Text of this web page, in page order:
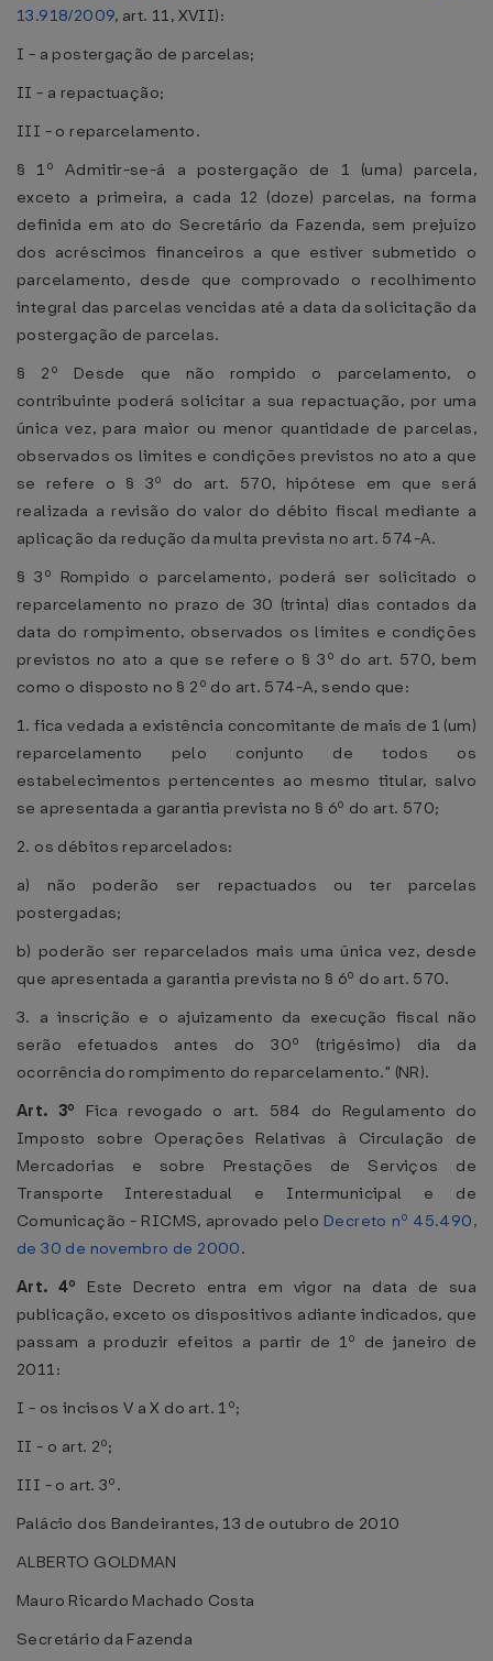
13.918/2009, art. 11, XVII):
I - a postergação de parcelas;
II - a repactuação;
III - o reparcelamento.
§ 1º Admitir-se-á a postergação de 1 (uma) parcela,
exceto a primeira, a cada 12 (doze) parcelas, na forma
definida em ato do Secretário da Fazenda, sem prejuízo
dos acréscimos financeiros a que estiver submetido o
parcelamento, desde que comprovado o recolhimento
integral das parcelas vencidas até a data da solicitação da
postergação de parcelas.
§ 2º Desde que não rompido o parcelamento, o
contribuinte poderá solicitar a sua repactuação, por uma
única vez, para maior ou menor quantidade de parcelas,
observados os limites e condições previstos no ato a que
se refere o § 3º do art. 570, hipótese em que será
realizada a revisão do valor do débito fiscal mediante a
aplicação da redução da multa prevista no art. 574-A.
§ 3º Rompido o parcelamento, poderá ser solicitado o
reparcelamento no prazo de 30 (trinta) dias contados da
data do rompimento, observados os limites e condições
previstos no ato a que se refere o § 3º do art. 570, bem
como o disposto no § 2º do art. 574-A, sendo que:
1. fica vedada a existência concomitante de mais de 1 (um)
reparcelamento pelo conjunto de todos os
estabelecimentos pertencentes ao mesmo titular, salvo
se apresentada a garantia prevista no § 6º do art. 570;
2. os débitos reparcelados:
a) não poderão ser repactuados ou ter parcelas
postergadas;
b) poderão ser reparcelados mais uma única vez, desde
que apresentada a garantia prevista no § 6º do art. 570.
3. a inscrição e o ajuizamento da execução fiscal não
serão efetuados antes do 30º (trigésimo) dia da
ocorrência do rompimento do reparcelamento." (NR).
Art. 3º Fica revogado o art. 584 do Regulamento do
Imposto sobre Operações Relativas à Circulação de
Mercadorias e sobre Prestações de Serviços de
Transporte Interestadual e Intermunicipal e de
Comunicação - RICMS, aprovado pelo Decreto nº 45.490,
de 30 de novembro de 2000.
Art. 4º Este Decreto entra em vigor na data de sua
publicação, exceto os dispositivos adiante indicados, que
passam a produzir efeitos a partir de 1º de janeiro de
2011:
I - os incisos V a X do art. 1º;
II - o art. 2º;
III - o art. 3º.
Palácio dos Bandeirantes, 13 de outubro de 2010
ALBERTO GOLDMAN
Mauro Ricardo Machado Costa
Secretário da Fazenda